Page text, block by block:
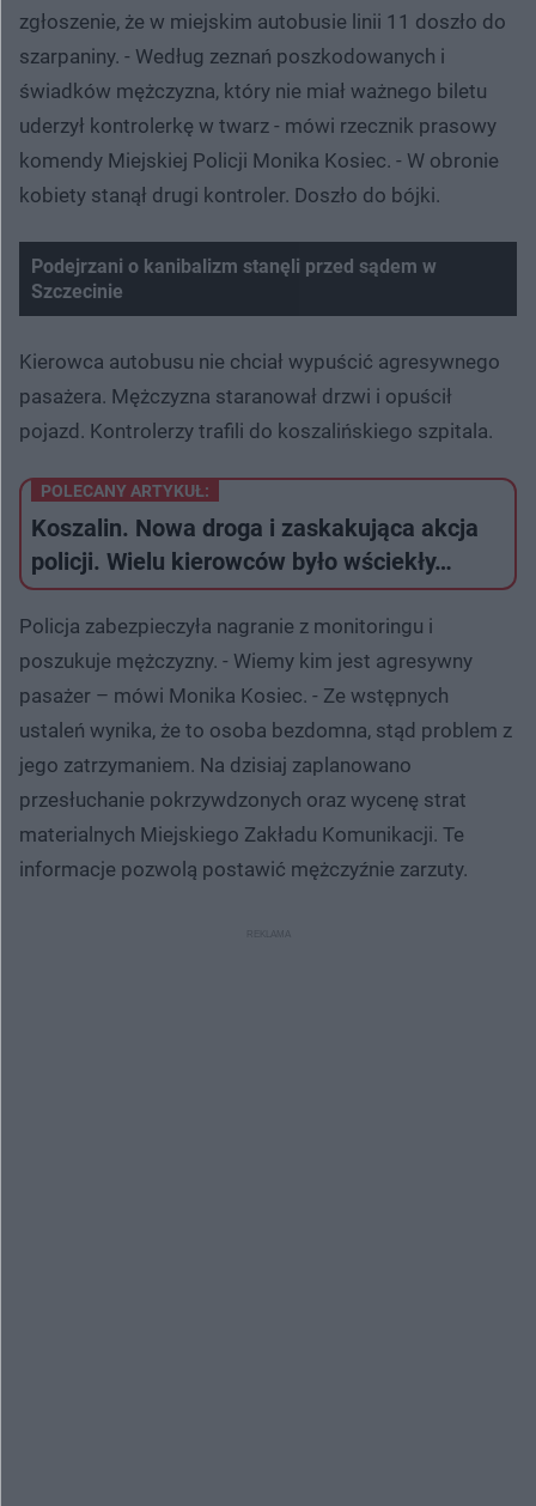
zgłoszenie, że w miejskim autobusie linii 11 doszło do
szarpaniny. - Według zeznań poszkodowanych i
świadków mężczyzna, który nie miał ważnego biletu
uderzył kontrolerkę w twarz - mówi rzecznik prasowy
komendy Miejskiej Policji Monika Kosiec. - W obronie
kobiety stanął drugi kontroler. Doszło do bójki.
Podejrzani o kanibalizm stanęli przed sądem w
Szczecinie
Spróbuj ponownie
Kierowca autobusu nie chciał wypuścić agresywnego
pasażera. Mężczyzna staranował drzwi i opuścił
pojazd. Kontrolerzy trafili do koszalińskiego szpitala.
POLECANY ARTYKUŁ:
Koszalin. Nowa droga i zaskakująca akcja
policji. Wielu kierowców było wściekły…
Policja zabezpieczyła nagranie z monitoringu i
poszukuje mężczyzny. - Wiemy kim jest agresywny
pasażer – mówi Monika Kosiec. - Ze wstępnych
ustaleń wynika, że to osoba bezdomna, stąd problem z
jego zatrzymaniem. Na dzisiaj zaplanowano
przesłuchanie pokrzywdzonych oraz wycenę strat
materialnych Miejskiego Zakładu Komunikacji. Te
informacje pozwolą postawić mężczyźnie zarzuty.